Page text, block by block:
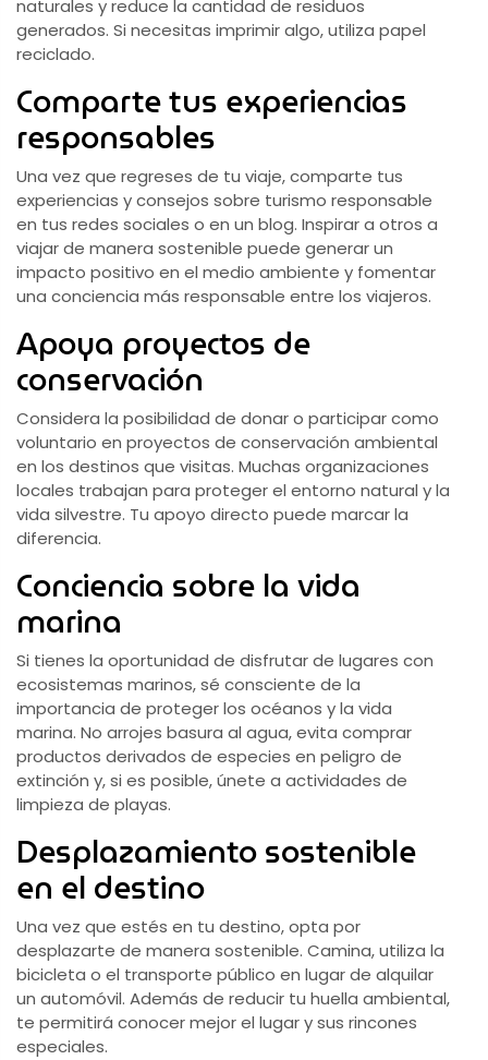
naturales y reduce la cantidad de residuos
generados. Si necesitas imprimir algo, utiliza papel
reciclado.
Comparte tus experiencias
responsables
Una vez que regreses de tu viaje, comparte tus
experiencias y consejos sobre turismo responsable
en tus redes sociales o en un blog. Inspirar a otros a
viajar de manera sostenible puede generar un
impacto positivo en el medio ambiente y fomentar
una conciencia más responsable entre los viajeros.
Apoya proyectos de
conservación
Considera la posibilidad de donar o participar como
voluntario en proyectos de conservación ambiental
en los destinos que visitas. Muchas organizaciones
locales trabajan para proteger el entorno natural y la
vida silvestre. Tu apoyo directo puede marcar la
diferencia.
Conciencia sobre la vida
marina
Si tienes la oportunidad de disfrutar de lugares con
ecosistemas marinos, sé consciente de la
importancia de proteger los océanos y la vida
marina. No arrojes basura al agua, evita comprar
productos derivados de especies en peligro de
extinción y, si es posible, únete a actividades de
limpieza de playas.
Desplazamiento sostenible
en el destino
Una vez que estés en tu destino, opta por
desplazarte de manera sostenible. Camina, utiliza la
bicicleta o el transporte público en lugar de alquilar
un automóvil. Además de reducir tu huella ambiental,
te permitirá conocer mejor el lugar y sus rincones
especiales.